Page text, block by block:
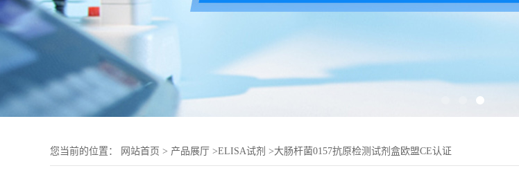
您当前的位置： 网站首页 > 产品展厅 >ELISA试剂 >大肠杆菌0157抗原检测试剂盒欧盟CE认证